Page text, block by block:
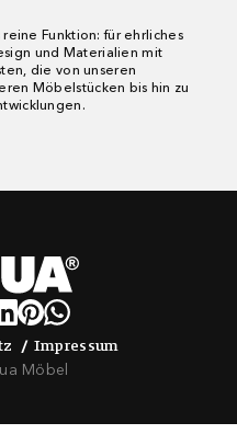
Funktion: für ehrliches
und Materialien mit
die von unseren
Möbelstücken bis hin zu
Impressum
Impressum
Möbel